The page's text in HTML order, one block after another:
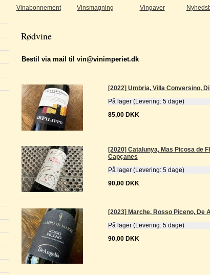
Vinabonnement Vinsmagning Vingaver
Rødvine
Bestil via mail til vin@vinimperiet.dk
[2022] Umbria, Villa Conversino,
På lager (Levering: 5 dage)
85,00 DKK
[2020] Catalunya, Mas Picosa de
Capçanes
På lager (Levering: 5 dage)
90,00 DKK
[2023] Marche, Rosso Piceno, De
På lager (Levering: 5 dage)
90,00 DKK